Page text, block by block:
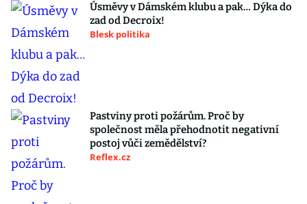
Úsměvy v Dámském klubu a pak… Dýka do
zad od Decroix!
Blesk politika
Pastviny proti požárům. Proč by
společnost měla přehodnotit negativní
postoj vůči zemědělství?
Reflex.cz